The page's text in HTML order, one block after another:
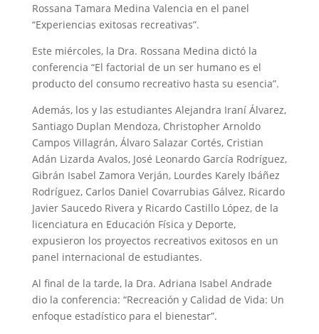
Rossana Tamara Medina Valencia en el panel
“Experiencias exitosas recreativas”.
Este miércoles, la Dra. Rossana Medina dictó la
conferencia “El factorial de un ser humano es el
producto del consumo recreativo hasta su esencia”.
Además, los y las estudiantes Alejandra Iraní Álvarez,
Santiago Duplan Mendoza, Christopher Arnoldo
Campos Villagrán, Álvaro Salazar Cortés, Cristian
Adán Lizarda Avalos, José Leonardo García Rodríguez,
Gibrán Isabel Zamora Verján, Lourdes Karely Ibáñez
Rodríguez, Carlos Daniel Covarrubias Gálvez, Ricardo
Javier Saucedo Rivera y Ricardo Castillo López, de la
licenciatura en Educación Física y Deporte,
expusieron los proyectos recreativos exitosos en un
panel internacional de estudiantes.
Al final de la tarde, la Dra. Adriana Isabel Andrade
dio la conferencia: “Recreación y Calidad de Vida: Un
enfoque estadístico para el bienestar”.